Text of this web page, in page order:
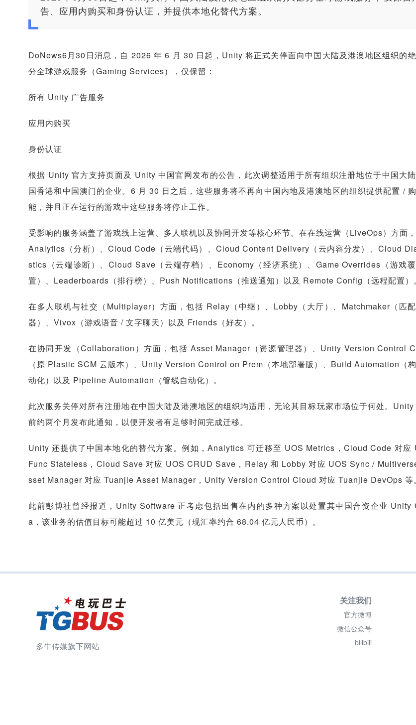
告、应用内购买和身份认证，并提供本地化替代方案。
DoNews6月30日消息，自 2026 年 6 月 30 日起，Unity 将正式关停面向中国大陆及港澳地区组织的
分全球游戏服务（Gaming Services），仅保留：
所有 Unity 广告服务
应用内购买
身份认证
根据 Unity 官方支持页面及 Unity 中国官网发布的公告，此次调整适用于所有组织注册地位于中国大
国香港和中国澳门的企业。6 月 30 日之后，这些服务将不再向中国内地及港澳地区的组织提供配置 /
能，并且正在运行的游戏中这些服务将停止工作。
受影响的服务涵盖了游戏线上运营、多人联机以及协同开发等核心环节。在在线运营（LiveOps）方面
Analytics（分析）、Cloud Code（云端代码）、Cloud Content Delivery（云内容分发）、Cloud
stics（云端诊断）、Cloud Save（云端存档）、Economy（经济系统）、Game Overrides（游戏
置）、Leaderboards（排行榜）、Push Notifications（推送通知）以及 Remote Config（远程配置）。
在多人联机与社交（Multiplayer）方面，包括 Relay（中继）、Lobby（大厅）、Matchmaker（匹
器）、Vivox（游戏语音 / 文字聊天）以及 Friends（好友）。
在协同开发（Collaboration）方面，包括 Asset Manager（资源管理器）、Unity Version Control
（原 Plastic SCM 云版本）、Unity Version Control on Prem（本地部署版）、Build Automation（
动化）以及 Pipeline Automation（管线自动化）。
此次服务关停对所有注册地在中国大陆及港澳地区的组织均适用，无论其目标玩家市场位于何处。Unity
前约两个月发布此通知，以便开发者有足够时间完成迁移。
Unity 还提供了中国本地化的替代方案。例如，Analytics 可迁移至 UOS Metrics，Cloud Code 对应
Func Stateless，Cloud Save 对应 UOS CRUD Save，Relay 和 Lobby 对应 UOS Sync /
sset Manager 对应 Tuanjie Asset Manager，Unity Version Control Cloud 对应 Tuanjie DevOps 等。
此前彭博社曾经报道，Unity Software 正考虑包括出售在内的多种方案以处置其中国合资企业 Unity
a，该业务的估值目标可能超过 10 亿美元（现汇率约合 68.04 亿元人民币）。
多牛传媒旗下网站
关注我们
官方微博
微信公众号
bilibili